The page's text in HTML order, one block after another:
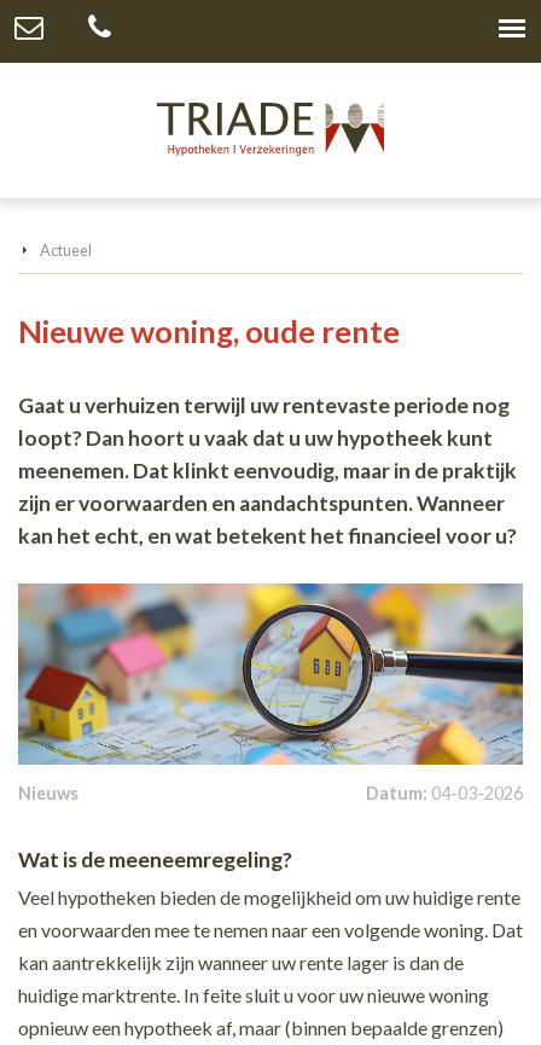
Actueel
Nieuwe woning, oude rente
Gaat u verhuizen terwijl uw rentevaste periode nog
loopt? Dan hoort u vaak dat u uw hypotheek kunt
meenemen. Dat klinkt eenvoudig, maar in de praktijk
zijn er voorwaarden en aandachtspunten. Wanneer
kan het echt, en wat betekent het financieel voor u?
Nieuws Datum: 04-03-2026
Wat is de meeneemregeling?
Veel hypotheken bieden de mogelijkheid om uw huidige rente
en voorwaarden mee te nemen naar een volgende woning. Dat
kan aantrekkelijk zijn wanneer uw rente lager is dan de
huidige marktrente. In feite sluit u voor uw nieuwe woning
opnieuw een hypotheek af, maar (binnen bepaalde grenzen)